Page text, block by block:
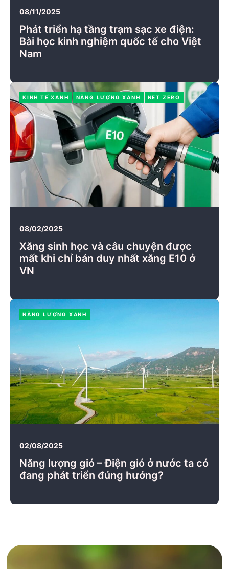
08/11/2025
Phát triển hạ tầng trạm sạc xe điện:
Bài học kinh nghiệm quốc tế cho Việt
Nam
KINH TẾ XANH NĂNG LƯỢNG XANH NET ZERO
08/02/2025
Xăng sinh học và câu chuyện được
mất khi chỉ bán duy nhất xăng E10 ở
VN
NĂNG LƯỢNG XANH
02/08/2025
Năng lượng gió – Điện gió ở nước ta có
đang phát triển đúng hướng?